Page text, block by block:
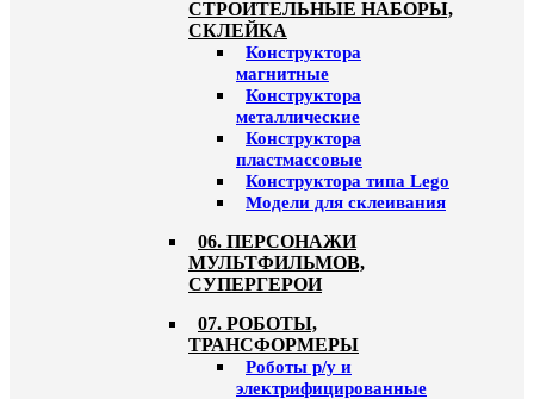
СТРОИТЕЛЬНЫЕ НАБОРЫ,
СКЛЕЙКА
Конструктора
магнитные
Конструктора
металлические
Конструктора
пластмассовые
Конструктора типа Lego
Модели для склеивания
06. ПЕРСОНАЖИ
МУЛЬТФИЛЬМОВ,
СУПЕРГЕРОИ
07. РОБОТЫ,
ТРАНСФОРМЕРЫ
Роботы р/у и
электрифицированные